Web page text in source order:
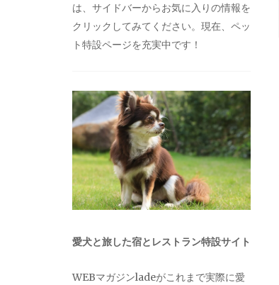
は、サイドバーからお気に入りの情報を
クリックしてみてください。現在、ペッ
ト特設ページを充実中です！
愛犬と旅した宿とレストラン特設サイト
WEBマガジンladeがこれまで実際に愛